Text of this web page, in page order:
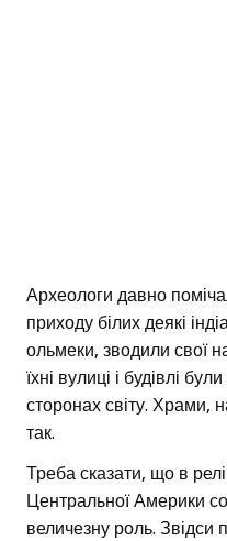
Археологи давно
приходу білих деякі
ольмеки, зводили свої
їхні вулиці і будівлі
сторонах світу. Храми,
так.
Треба сказати, що в
Центральної Америки
величезну роль. Звідси